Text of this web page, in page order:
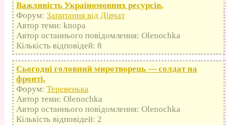
Важливість Україномовних ресурсів.
Форум: Запитання від Дівчат
Автор теми: knopa
Автор останнього повідомлення: Olenochka
Кількість відповідей: 8
Сьогодні головний миротворець — солдат на
фронті.
Форум: Теревенька
Автор теми: Olenochka
Автор останнього повідомлення: Olenochka
Кількість відповідей: 2